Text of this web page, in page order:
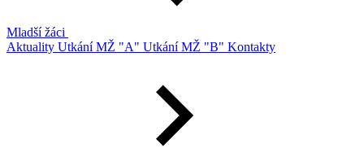
Mladší žáci
Aktuality Utkání MŽ "A" Utkání MŽ "B" Kontakty